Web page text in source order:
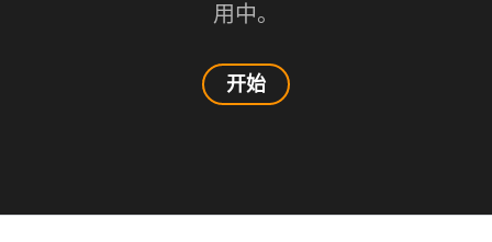
用中。
开始